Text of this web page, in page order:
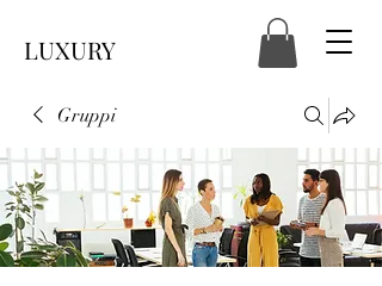
LUXURY
Gruppi